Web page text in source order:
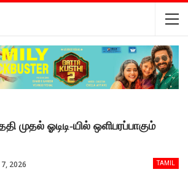
முதல் ஓடிடி-யில் ஒளிபரப்பாகும்
TAMIL
7, 2026